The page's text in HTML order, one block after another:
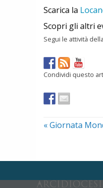
Scarica la
Scopri gli altri
Segui le attività
Condividi questo
«Giornata